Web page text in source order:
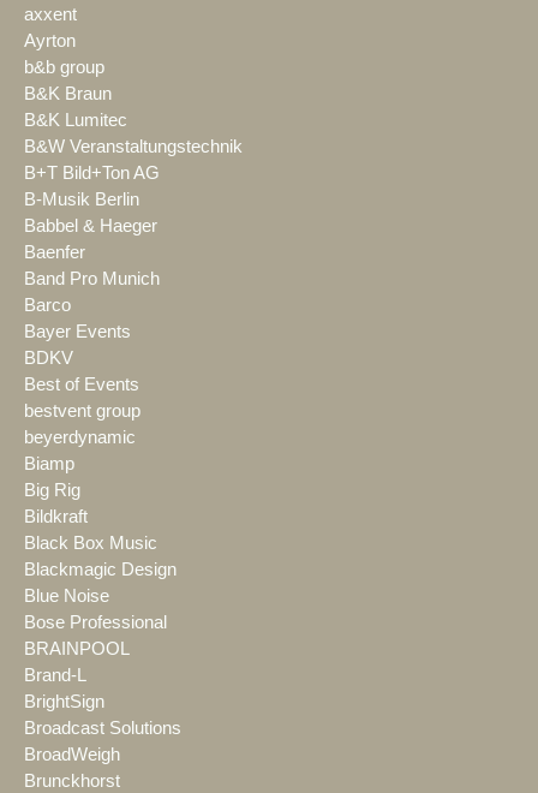
axxent
Ayrton
b&b group
B&K Braun
B&K Lumitec
B&W Veranstaltungstechnik
B+T Bild+Ton AG
B-Musik Berlin
Babbel & Haeger
Baenfer
Band Pro Munich
Barco
Bayer Events
BDKV
Best of Events
bestvent group
beyerdynamic
Biamp
Big Rig
Bildkraft
Black Box Music
Blackmagic Design
Blue Noise
Bose Professional
BRAINPOOL
Brand-L
BrightSign
Broadcast Solutions
BroadWeigh
Brunckhorst